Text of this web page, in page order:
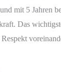
mit 5 Jahren
Das